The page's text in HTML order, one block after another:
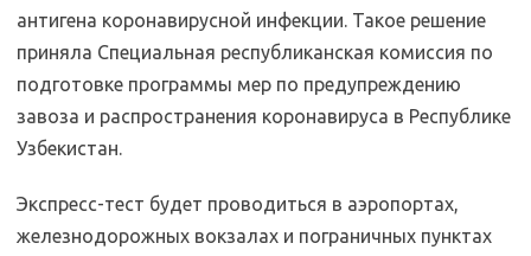
антигена коронавирусной инфекции. Такое решение
приняла Специальная республиканская комиссия по
подготовке программы мер по предупреждению
завоза и распространения коронавируса в Республике
Узбекистан.
Экспресс-тест будет проводиться в аэропортах,
железнодорожных вокзалах и пограничных пунктах